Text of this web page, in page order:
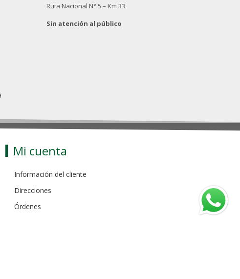
Ruta Nacional N° 5 – Km 33
Sin atención al público
Mi cuenta
Información del cliente
Direcciones
Órdenes